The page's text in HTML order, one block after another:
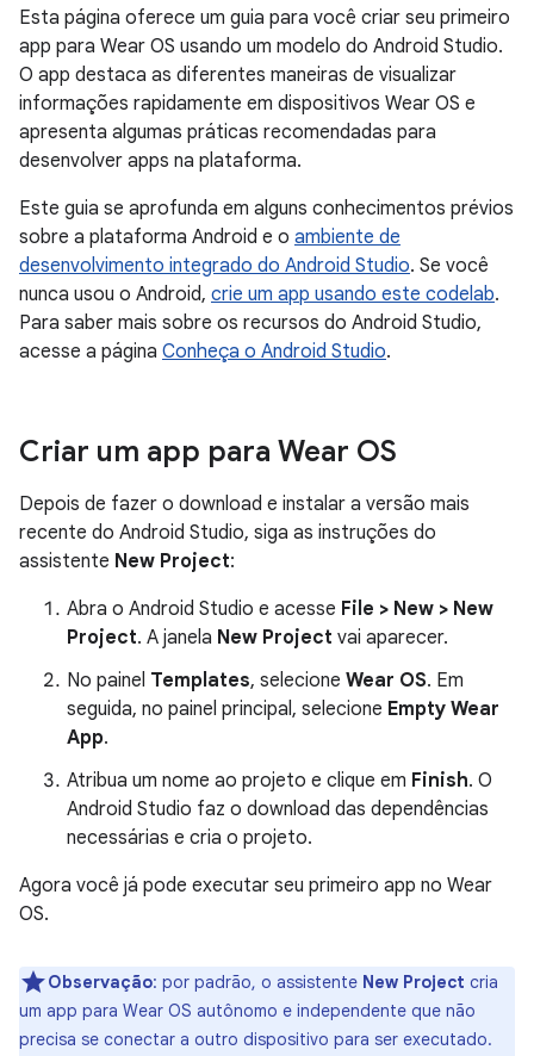
Esta página oferece um guia para você criar seu primeiro
app para Wear OS usando um modelo do Android Studio.
O app destaca as diferentes maneiras de visualizar
informações rapidamente em dispositivos Wear OS e
apresenta algumas práticas recomendadas para
desenvolver apps na plataforma.
Este guia se aprofunda em alguns conhecimentos prévios
sobre a plataforma Android e o ambiente de
desenvolvimento integrado do Android Studio. Se você
nunca usou o Android, crie um app usando este codelab.
Para saber mais sobre os recursos do Android Studio,
acesse a página Conheça o Android Studio.
Criar um app para Wear OS
Depois de fazer o download e instalar a versão mais
recente do Android Studio, siga as instruções do
assistente New Project:
Abra o Android Studio e acesse File > New > New
Project. A janela New Project vai aparecer.
No painel Templates, selecione Wear OS. Em
seguida, no painel principal, selecione Empty Wear
App.
Atribua um nome ao projeto e clique em Finish. O
Android Studio faz o download das dependências
necessárias e cria o projeto.
Agora você já pode executar seu primeiro app no Wear
OS.
Observação: por padrão, o assistente New Project cria
um app para Wear OS autônomo e independente que não
precisa se conectar a outro dispositivo para ser executado.